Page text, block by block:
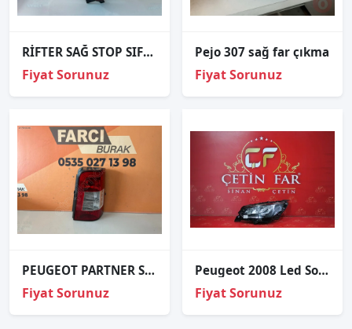
RİFTER SAĞ STOP SIFIR İTHAL VAN TİP 18-
Fiyat Sorunuz
Pejo 307 sağ far çıkma
Fiyat Sorunuz
PEUGEOT PARTNER SAĞ STOP ORJİNAL
Fiyat Sorunuz
Peugeot 2008 Led Sol Far
Fiyat Sorunuz